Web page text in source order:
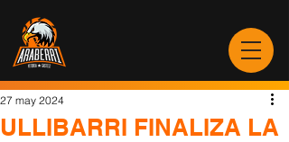
ULLIBARRI FINALIZA LA
27 may 2024